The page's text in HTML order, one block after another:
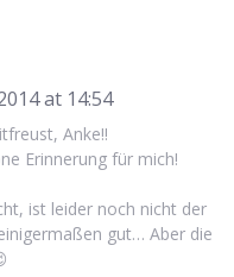
at 14:54
Anke!!
Erinnerung für mich!
ist leider noch nicht der
gut… Aber die